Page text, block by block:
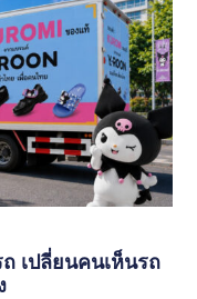
เปลี่ยนคนเห็นรถ